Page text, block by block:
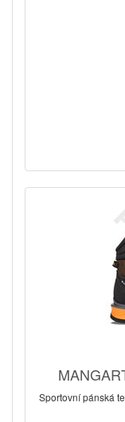
Sportovní pánská